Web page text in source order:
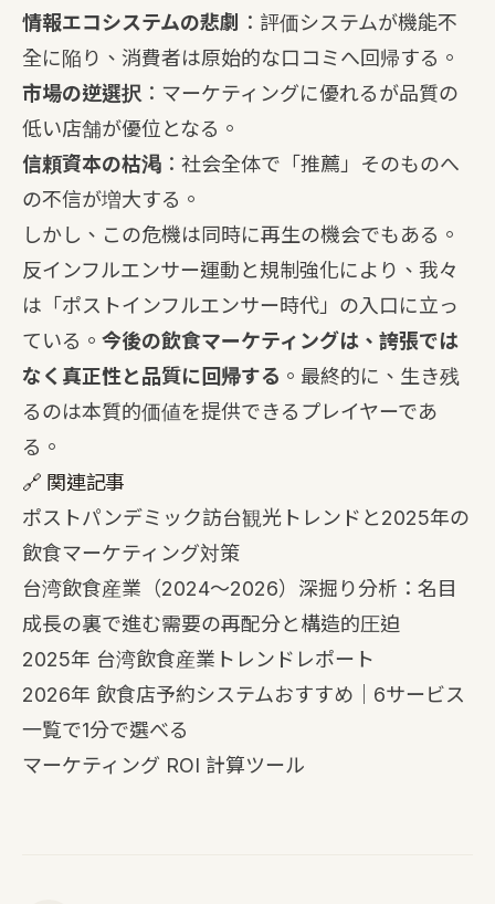
情報エコシステムの悲劇
：評価システムが機能不
全に陥り、消費者は原始的な口コミへ回帰する。
市場の逆選択 ：マーケティングに優れるが品質の
低い店舗が優位となる。
信頼資本の枯渇 ：社会全体で「推薦」そのものへ
の不信が増大する。
しかし、この危機は同時に再生の機会でもある。
反インフルエンサー運動と規制強化により、我々
は「ポストインフルエンサー時代」の入口に立っ
ている。 今後の飲食マーケティングは、誇張では
なく真正性と品質に回帰する 。最終的に、生き残
るのは本質的価値を提供できるプレイヤーであ
る。
🔗 関連記事
ポストパンデミック訪台観光トレンドと2025年の
飲食マーケティング対策
台湾飲食産業（2024〜2026）深掘り分析：名目
成長の裏で進む需要の再配分と構造的圧迫
2025年 台湾飲食産業トレンドレポート
2026年 飲食店予約システムおすすめ｜6サービス
一覧で1分で選べる
マーケティング ROI 計算ツール